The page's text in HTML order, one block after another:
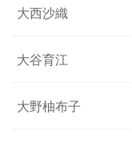
大西沙織
大谷育江
大野柚布子